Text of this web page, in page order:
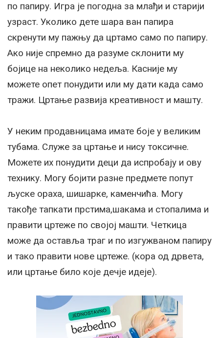
по папиру. Игра је погодна за млађи и старији
узраст. Уколико дете шара ван папира
скренути му пажњу да цртамо само по папиру.
Ако није спремно да разуме склонити му
бојице на неколико недеља. Касније му
можете опет понудити или му дати када само
тражи. Цртање развија креативност и машту.
У неким продавницама имате боје у великим
тубама. Служе за цртање и нису токсичне.
Можете их понудити деци да испробају и ову
технику. Могу бојити разне предмете попут
љуске ораха, шишарке, каменчића. Могу
такође тапкати прстима,шакама и стопалима и
правити цртеже по својој машти. Четкица
може да оставља траг и по изгужваном папиру
и тако правити нове цртеже. (кора од дрвета,
или цртање било које дечје идеје).